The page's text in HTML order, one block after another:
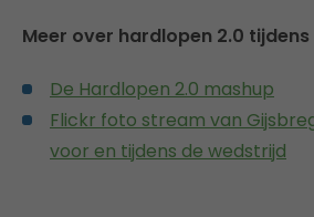
Meer over hardlopen 2.0 tijdens
De Hardlopen 2.0 mashup
Flickr foto stream van
voor en tijdens de wedstrijd